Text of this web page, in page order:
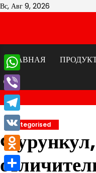
Перейти
Вс, Авг 9, 2026
ГЛАВНАЯ
Uncategorised
WhatsApp
Viber
Telegram
VK
Odnoklassniki